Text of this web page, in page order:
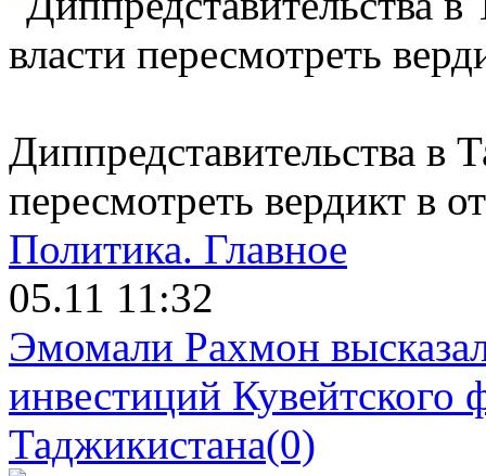
Диппредставительства в
пересмотреть вердикт в
Политика. Главное
05.11 11:32
Эмомали Рахмон
инвестиций Кувейтского
Таджикистана(0)